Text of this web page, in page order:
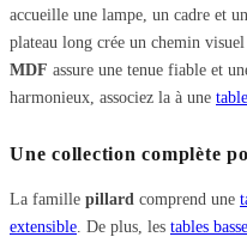
accueille une lampe, un cadre et
plateau long crée un chemin
MDF assure une tenue fiable et
harmonieux, associez la à une
Une collection complète
La famille pillard comprend une
extensible . De plus, les tables